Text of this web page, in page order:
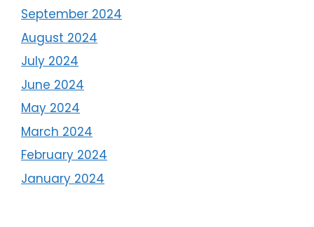
September 2024
August 2024
July 2024
June 2024
May 2024
March 2024
February 2024
January 2024